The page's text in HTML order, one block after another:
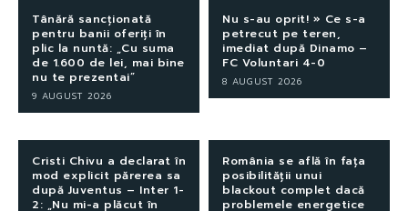
Tânără sancționată
pentru banii oferiți în
plic la nuntă: „Cu suma
de 1.600 de lei, mai bine
nu te prezentai”
9 AUGUST 2026
Nu s-au oprit! » Ce s-a
petrecut pe teren,
imediat după Dinamo –
FC Voluntari 4-0
8 AUGUST 2026
Cristi Chivu a declarat în
mod explicit părerea sa
după Juventus – Inter 1-
2: „Nu mi-a plăcut în
România se află în fața
posibilității unui
blackout complet dacă
problemele energetice